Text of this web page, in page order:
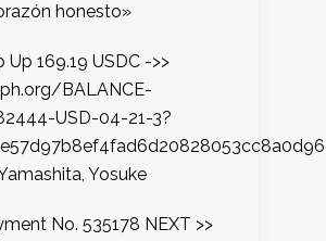
honesto»
Up 169.19 USDC ->>
BALANCE-
USD-04-21-3?
Yosuke
No. 535178 NEXT >>